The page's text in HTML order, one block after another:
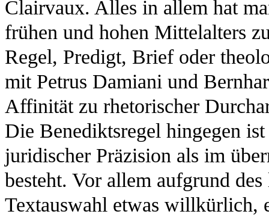
Clairvaux. Alles in allem hat
frühen und hohen Mittelalters
Regel, Predigt, Brief oder
mit Petrus Damiani und
Affinität zu rhetorischer
Die Benediktsregel hingegen
juridischer Präzision als im
besteht. Vor allem aufgrund
Textauswahl etwas willkürlich,